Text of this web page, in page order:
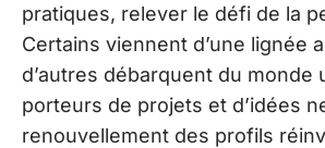
pratiques, relever le défi de la
Certains viennent d’une lignée
d’autres débarquent du monde
porteurs de projets et d’idées
renouvellement des profils